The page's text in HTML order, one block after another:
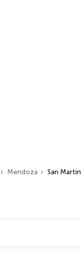
Mendoza San Martín